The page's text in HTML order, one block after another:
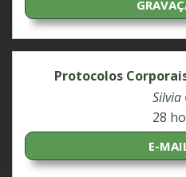
Protocolos
Silvia
28
E-